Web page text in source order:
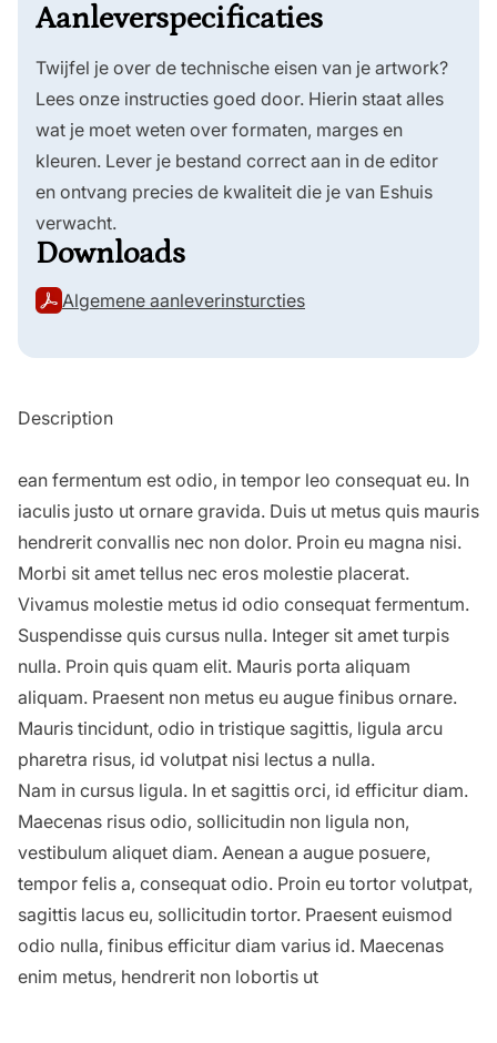
Aanleverspecificaties
Twijfel je over de technische eisen van je artwork?
Lees onze instructies goed door. Hierin staat alles
wat je moet weten over formaten, marges en
kleuren. Lever je bestand correct aan in de editor
en ontvang precies de kwaliteit die je van Eshuis
verwacht.
Downloads
Algemene aanleverinsturcties
Description
ean fermentum est odio, in tempor leo consequat eu. In
iaculis justo ut ornare gravida. Duis ut metus quis mauris
hendrerit convallis nec non dolor. Proin eu magna nisi.
Morbi sit amet tellus nec eros molestie placerat.
Vivamus molestie metus id odio consequat fermentum.
Suspendisse quis cursus nulla. Integer sit amet turpis
nulla. Proin quis quam elit. Mauris porta aliquam
aliquam. Praesent non metus eu augue finibus ornare.
Mauris tincidunt, odio in tristique sagittis, ligula arcu
pharetra risus, id volutpat nisi lectus a nulla.
Nam in cursus ligula. In et sagittis orci, id efficitur diam.
Maecenas risus odio, sollicitudin non ligula non,
vestibulum aliquet diam. Aenean a augue posuere,
tempor felis a, consequat odio. Proin eu tortor volutpat,
sagittis lacus eu, sollicitudin tortor. Praesent euismod
odio nulla, finibus efficitur diam varius id. Maecenas
enim metus, hendrerit non lobortis ut